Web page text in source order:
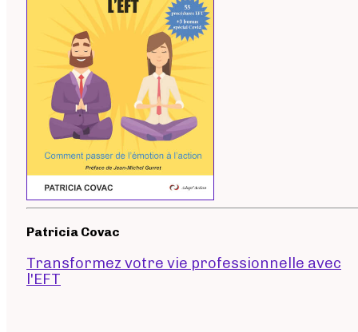
Patricia Covac
Transformez votre vie professionnelle avec
l'EFT